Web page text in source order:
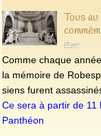
Tous
29 juin
Comme chaque
la mémoire de
siens furent
Ce sera à partir de 11
Panthéon